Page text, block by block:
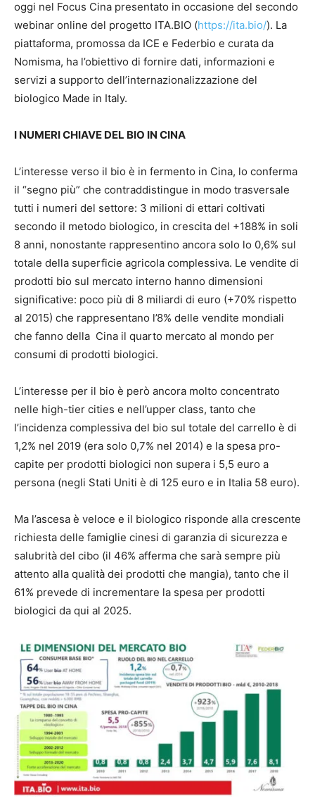
oggi nel Focus Cina presentato in occasione del secondo
webinar online del progetto ITA.BIO (https://ita.bio/). La
piattaforma, promossa da ICE e Federbio e curata da
Nomisma, ha l’obiettivo di fornire dati, informazioni e
servizi a supporto dell’internazionalizzazione del
biologico Made in Italy.
I NUMERI CHIAVE DEL BIO IN CINA
L’interesse verso il bio è in fermento in Cina, lo conferma
il “segno più” che contraddistingue in modo trasversale
tutti i numeri del settore: 3 milioni di ettari coltivati
secondo il metodo biologico, in crescita del +188% in soli
8 anni, nonostante rappresentino ancora solo lo 0,6% sul
totale della superficie agricola complessiva. Le vendite di
prodotti bio sul mercato interno hanno dimensioni
significative: poco più di 8 miliardi di euro (+70% rispetto
al 2015) che rappresentano l’8% delle vendite mondiali
che fanno della Cina il quarto mercato al mondo per
consumi di prodotti biologici.
L’interesse per il bio è però ancora molto concentrato
nelle high-tier cities e nell’upper class, tanto che
l’incidenza complessiva del bio sul totale del carrello è di
1,2% nel 2019 (era solo 0,7% nel 2014) e la spesa pro-
capite per prodotti biologici non supera i 5,5 euro a
persona (negli Stati Uniti è di 125 euro e in Italia 58 euro).
Ma l’ascesa è veloce e il biologico risponde alla crescente
richiesta delle famiglie cinesi di garanzia di sicurezza e
salubrità del cibo (il 46% afferma che sarà sempre più
attento alla qualità dei prodotti che mangia), tanto che il
61% prevede di incrementare la spesa per prodotti
biologici da qui al 2025.